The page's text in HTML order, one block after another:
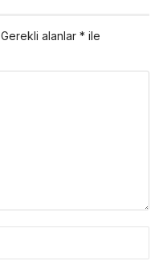
Gerekli alanlar * ile